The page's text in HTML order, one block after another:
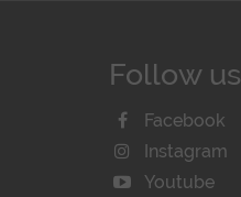
Follow us
Facebook
Instagram
Youtube